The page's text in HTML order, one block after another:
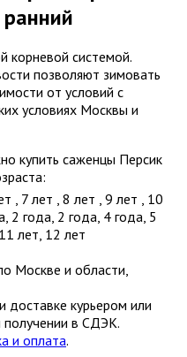
корневой системой.
позволяют зимовать
от условий с
условиях Москвы и
купить саженцы Персик
, 7 лет , 8 лет , 9 лет , 10
, 2 года, 2 года, 4 года, 5
11 лет, 12 лет
Москве и области,
доставке курьером или
в СДЭК.
и оплата.